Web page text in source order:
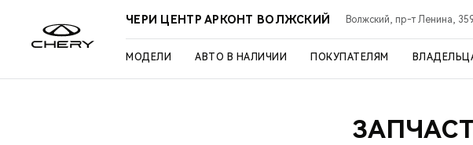
ЧЕРИ ЦЕНТР АРКОНТ ВОЛЖСКИЙ Волжский, пр-т Ленина,
МОДЕЛИ АВТО В НАЛИЧИИ ПОКУПАТЕЛЯМ